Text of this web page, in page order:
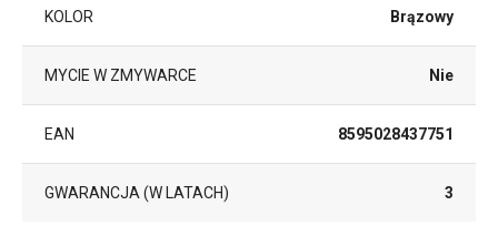
KOLOR Brązowy
MYCIE W ZMYWARCE Nie
EAN 8595028437751
GWARANCJA (W LATACH) 3